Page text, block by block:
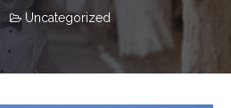
Uncategorized